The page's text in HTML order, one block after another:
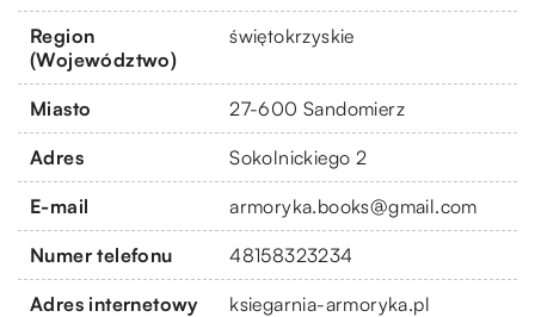
Region
(Województwo)
świętokrzyskie
Miasto 27-600 Sandomierz
Adres Sokolnickiego 2
E-mail armoryka.books@gmail.com
Numer telefonu 48158323234
Adres internetowy ksiegarnia-armoryka.pl